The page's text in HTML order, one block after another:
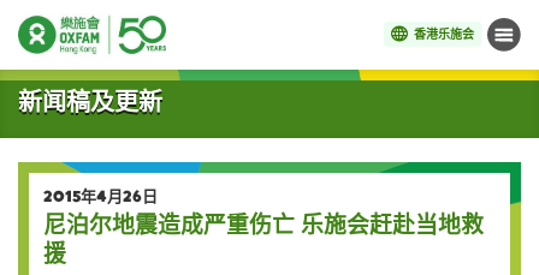
香港乐施会 菜单
开始主要内容
新闻稿及更新
2015年4月26日
尼泊尔地震造成严重伤亡 乐施会赶赴当地救
援